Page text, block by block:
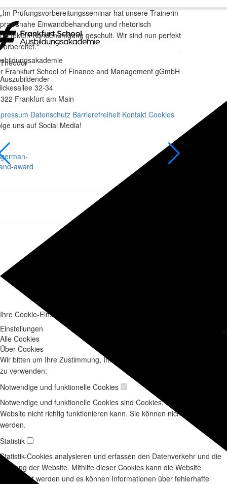
„Im Prüfungsvorbereitungsseminar hat unsere Trainerin
praxisnahe Einwandbehandlung und rhetorisch
perfekten Kundenumgang geschult. Wir sind nun perfekt
vorbereitet.“
Theodor
Auszubildender
„Ich kann
Frankfurt School of Finance and Management gGmbH
32-34
Frankfurt am Main
Datenschutz Barrierefreiheit Kontakt Cookies
uns auf Social Media!
Ihre Cookie-Einstellungen für ausbildungsakademie.de
×
Einstellungen
Alle Cookies
Über Cookies
Wir bitten um Ihre Zustimmung, Ihre Daten für die folgenden Zwecke
zu verwenden:
Notwendige und funktionelle Cookies
Notwendige und funktionelle Cookies sind Cookies, ohne die diese
Website nicht richtig funktionieren kann. Sie können nicht deaktiviert
werden.
Statistik
Statistik-Cookies analysieren und erfassen den Datenverkehr und die
Nutzung der Website. Mithilfe dieser Cookies kann die Website
verbessert werden und es können Informationen über fehlerhafte